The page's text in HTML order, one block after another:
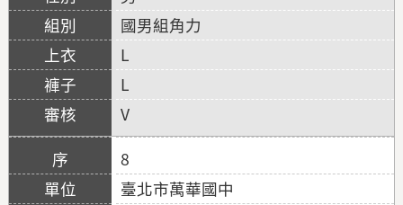
國男組角力
L
L
V
8
臺北市萬華國中